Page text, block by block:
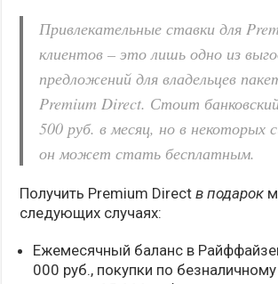
Привлекательные ставки для
клиентов – это лишь одно из
предложений для владельцев
Premium Direct. Стоит
500 руб. в месяц, но в некоторых
он может стать бесплатным.
Получить Premium Direct в подарок
следующих случаях:
Ежемесячный баланс в
000 руб., покупки по безналичному